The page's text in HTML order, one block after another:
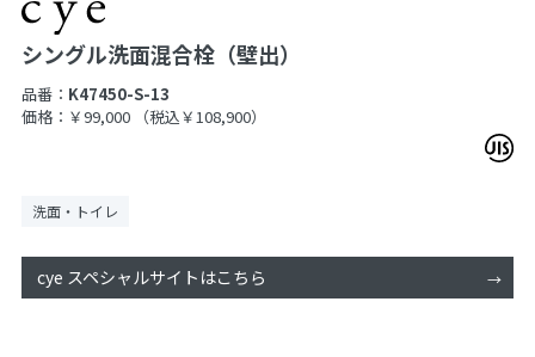
シングル洗面混合栓（壁出）
品番： K47450-S-13
価格：￥99,000
（税込￥108,900）
洗面・トイレ
cye スペシャルサイトはこちら